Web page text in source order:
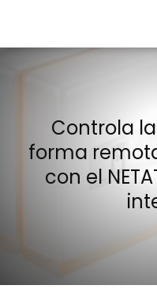
Controla
forma
con el